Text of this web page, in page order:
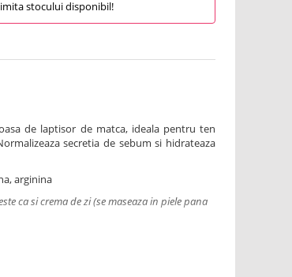
stocului disponibil!
de laptisor de matca, ideala pentru ten
secretia de sebum si hidrateaza
arginina
ca si crema de zi (se maseaza in piele pana
Pentylene Glycol, Hydrogenated